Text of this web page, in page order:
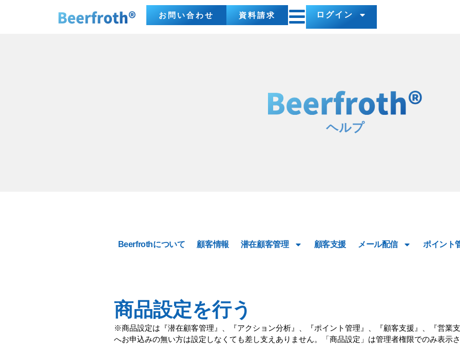
お問い合わせ 資料請求 ログイン
ヘルプ
Beerfrothについて 顧客情報 潜在顧客管理 顧客支援 メール配信 ポイント
商品設定を行う
※商品設定は『潜在顧客管理』、『アクション分析』、『ポイント管理』、『顧客支援』、『営業
へお申込みの無い方は設定しなくても差し支えありません。「商品設定」は管理者権限でのみ表示さ